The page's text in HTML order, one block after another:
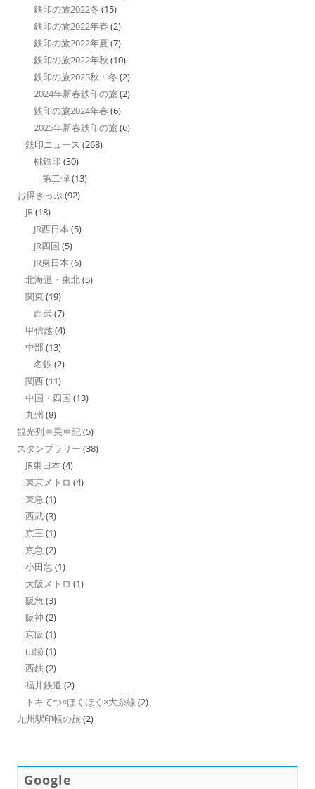
鉄印の旅2022冬 (15)
鉄印の旅2022年春 (2)
鉄印の旅2022年夏 (7)
鉄印の旅2022年秋 (10)
鉄印の旅2023秋・冬 (2)
2024年新春鉄印の旅 (2)
鉄印の旅2024年春 (6)
2025年新春鉄印の旅 (6)
鉄印ニュース (268)
桃鉄印 (30)
第二弾(13)
お得きっぷ(92)
JR(18)
JR西日本 (5)
JR四国 (5)
JR東日本 (6)
北海道・東北(5)
関東 (19)
西武(7)
甲信越 (4)
中部 (13)
名鉄 (2)
関西(11)
中国・四国 (13)
九州 (8)
観光列車乗車記(5)
スタンプラリー (38)
JR東日本 (4)
東京メトロ (4)
東急 (1)
西武(3)
京王 (1)
京急 (2)
小田急 (1)
大阪メトロ (1)
阪急 (3)
阪神 (2)
京阪 (1)
山陽 (1)
西鉄 (2)
福井鉄道 (2)
トキてつ×ほくほく×大糸線 (2)
九州駅印帳の旅 (2)
Google